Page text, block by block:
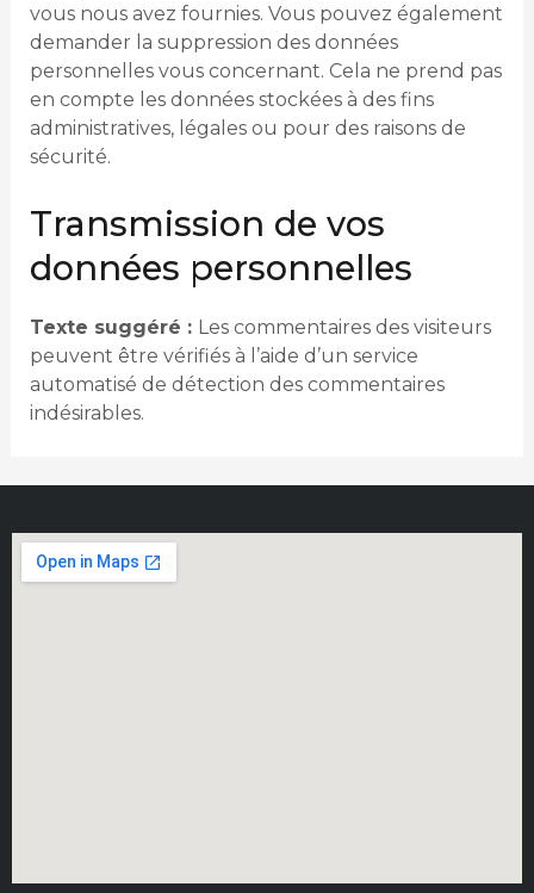
vous nous avez fournies. Vous pouvez également
demander la suppression des données
personnelles vous concernant. Cela ne prend pas
en compte les données stockées à des fins
administratives, légales ou pour des raisons de
sécurité.
Transmission de vos
données personnelles
Texte suggéré : Les commentaires des visiteurs
peuvent être vérifiés à l’aide d’un service
automatisé de détection des commentaires
indésirables.